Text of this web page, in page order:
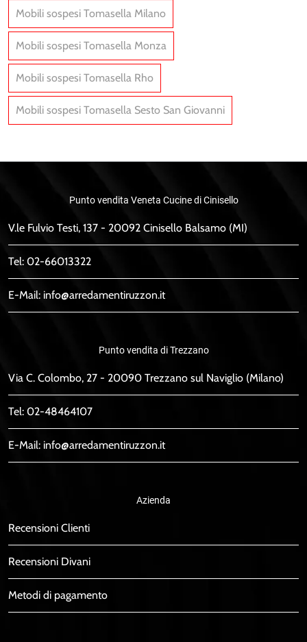
Mobili sospesi Tomasella Milano
Mobili sospesi Tomasella Monza
Mobili sospesi Tomasella Rho
Mobili sospesi Tomasella Sesto San Giovanni
Punto vendita Veneta Cucine di Cinisello
V.le Fulvio Testi, 137 - 20092 Cinisello Balsamo (MI)
Tel: 02-66013322
E-Mail: info@arredamentiruzzon.it
Punto vendita di Trezzano
Via C. Colombo, 27 - 20090 Trezzano sul Naviglio (Milano)
Tel: 02-48464107
E-Mail: info@arredamentiruzzon.it
Azienda
Recensioni Clienti
Recensioni Divani
Metodi di pagamento